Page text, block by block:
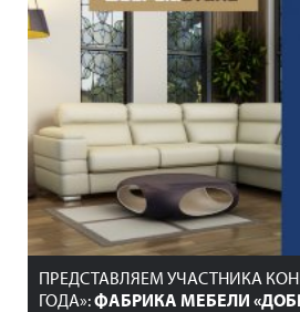
ПРЕДСТАВЛЯЕМ УЧАСТНИКА
ГОДА»:ФАБРИКА МЕБЕЛИ